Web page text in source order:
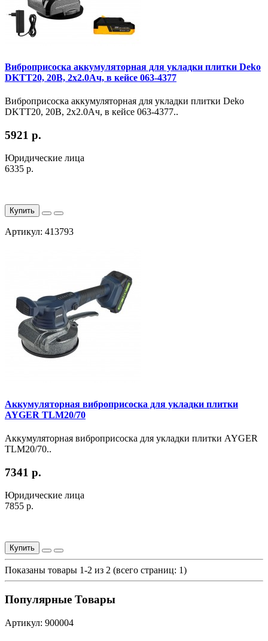
Виброприсоска аккумуляторная для укладки плитки Deko
DKTT20, 20В, 2x2.0Ач, в кейсе 063-4377
Виброприсоска аккумуляторная для укладки плитки Deko
DKTT20, 20В, 2x2.0Ач, в кейсе 063-4377..
5921 р.
Юридические лица
6335 р.
Купить
Артикул: 413793
Аккумуляторная виброприсоска для укладки плитки
AYGER TLM20/70
Аккумуляторная виброприсоска для укладки плитки AYGER
TLM20/70..
7341 р.
Юридические лица
7855 р.
Купить
Показаны товары 1-2 из 2 (всего страниц: 1)
Популярные Товары
Артикул: 900004